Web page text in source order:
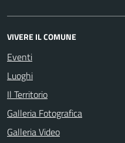
VIVERE IL COMUNE
Eventi
Luoghi
Il Territorio
Galleria Fotografica
Galleria Video